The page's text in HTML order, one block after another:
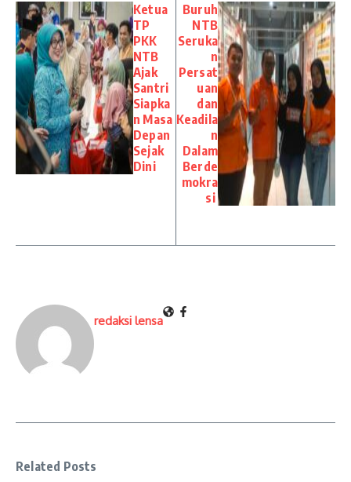
Ketua
TP
PKK
NTB
Ajak
Santri
Siapka
n Masa
Depan
Sejak
Dini
Buruh
NTB
Seruka
n
Persat
uan
dan
Keadila
n
Dalam
Berde
mokra
si
redaksi lensa
Related Posts